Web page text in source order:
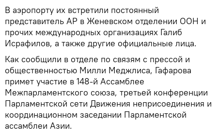
В аэропорту их встретили постоянный
представитель АР в Женевском отделении ООН и
прочих международных организациях Галиб
Исрафилов, а также другие официальные лица.
Как сообщили в отделе по связям с прессой и
общественностью Милли Меджлиса, Гафарова
примет участие в 148-й Ассамблее
Межпарламентского союза, третьей конференции
Парламентской сети Движения неприсоединения и
координационном заседании Парламентской
ассамблеи Азии.